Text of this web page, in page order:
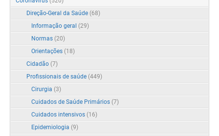
Direção-Geral da Saúde (68)
Informação geral (29)
Normas (20)
Orientações (18)
Cidadão (7)
Profissionais de saúde (449)
Cirurgia (3)
Cuidados de Saúde Primários (7)
Cuidados intensivos (16)
Epidemiologia (9)